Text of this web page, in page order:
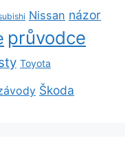
Nissan názor
průvodce
Toyota
Škoda